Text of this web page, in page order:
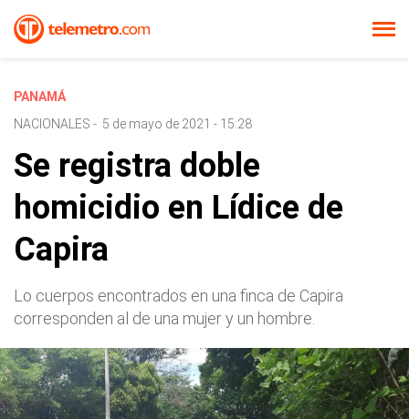
PANAMÁ
NACIONALES - 5 de mayo de 2021 - 15:28
Se registra doble
homicidio en Lídice de
Capira
Lo cuerpos encontrados en una finca de Capira
corresponden al de una mujer y un hombre.